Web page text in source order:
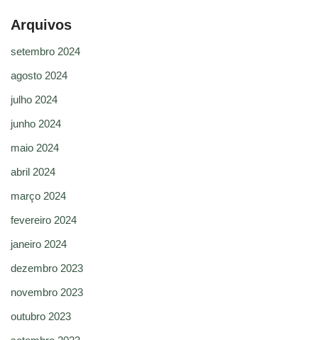
Arquivos
setembro 2024
agosto 2024
julho 2024
junho 2024
maio 2024
abril 2024
março 2024
fevereiro 2024
janeiro 2024
dezembro 2023
novembro 2023
outubro 2023